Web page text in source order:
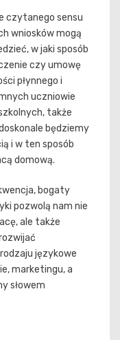
czytanego sensu
wniosków mogą
w jaki sposób
czy umowę
płynnego i
uczniowie
także
będziemy
i w ten sposób
domową.
bogaty
pozwolą nam nie
ale także
językowe
marketingu, a
słowem